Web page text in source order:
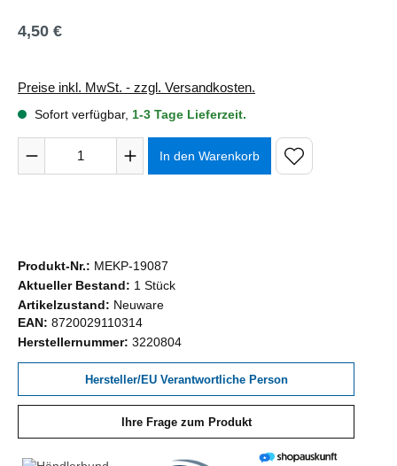
Regulärer Preis:
4,50 €
Preise inkl. MwSt. - zzgl. Versandkosten.
Sofort verfügbar, 1-3 Tage Lieferzeit.
Produkt Anzahl: Gib den gewünschten Wert ein oder
In den Warenkorb
Produkt-Nr.: MEKP-19087
Aktueller Bestand: 1 Stück
Artikelzustand: Neuware
EAN: 8720029110314
Herstellernummer: 3220804
Hersteller/EU Verantwortliche Person
Ihre Frage zum Produkt